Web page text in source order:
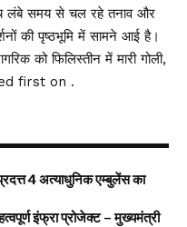
लंबे समय से चल रहे तनाव और
की पृष्ठभूमि में सामने आई है।
को फिलिस्तीन में मारी गोली,
first on .
4 अत्याधुनिक एम्बुलेंस का
इंफ्रा प्रोजेक्ट – मुख्यमंत्री